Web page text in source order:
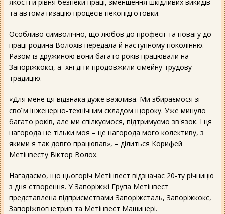
та автоматизацію процесів пекопідготовки.
Особливо символічно, що любов до професії та повагу до
праці родина Волохів передала й наступному поколінню.
Разом із дружиною вони багато років працювали на
Запоріжкоксі, а їхні діти продовжили сімейну трудову
традицію.
«Для мене ця відзнака дуже важлива. Ми збираємося зі
своїм інженерно-технічним складом щороку. Уже минуло
багато років, але ми спілкуємося, підтримуємо зв'язок. І ця
нагорода не тільки моя – це нагорода мого колективу, з
якими я так довго працював», – ділиться Корифей
Метінвесту Віктор Волох.
Нагадаємо, що цьогоріч Метінвест відзначає 20-ту річницю
з дня створення. У Запоріжжі Група Метінвест
представлена підприємствами Запоріжсталь, Запоріжкокс,
Запоріжвогнетрив та Метінвест Машинері.